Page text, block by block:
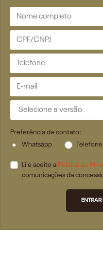
Preferência de contato:
Whatsapp
Telefone
Li e aceito a Política de
comunicações da